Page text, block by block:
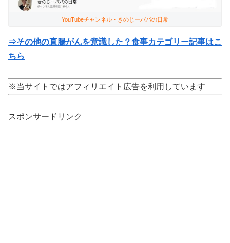
YouTubeチャンネル・きのじーパパの日常
⇒その他の直腸がんを意識した？食事カテゴリー記事はこ
ちら
※当サイトではアフィリエイト広告を利用しています
スポンサードリンク